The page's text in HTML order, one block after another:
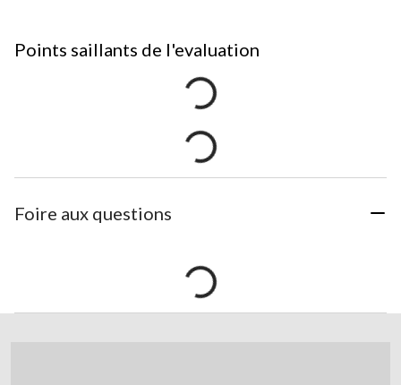
Points saillants de l'evaluation
Foire aux questions